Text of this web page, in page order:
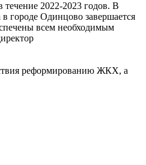
2022-2023 годов. В
городе Одинцово завершается
всем необходимым
реформированию ЖКХ, а